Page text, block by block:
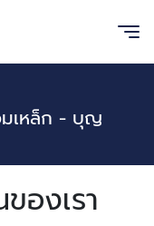
มเหล็ก - บุญ
องเรา